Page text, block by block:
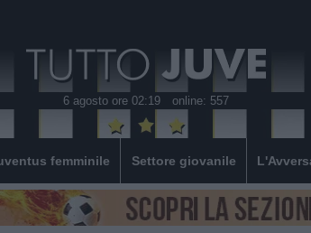
6 agosto ore 02:19 online: 557
femminile Settore giovanile